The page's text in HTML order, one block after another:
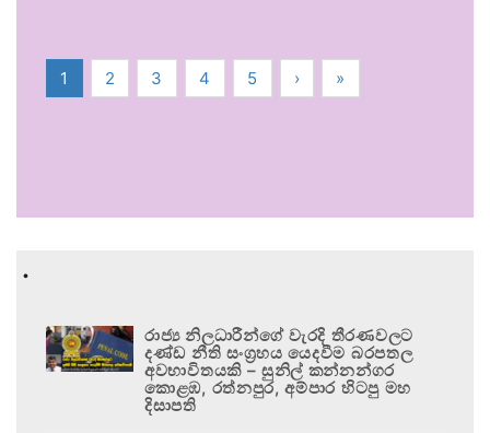
1 2 3 4 5 › »
.
රාජ්‍ය නිලධාරීන්ගේ වැරදි තීරණවලට
දණ්ඩ නීති සංග්‍රහය යෙදවීම බරපතල
අවභාවිතයකි – සුනිල් කන්නන්ගර
කොළඹ, රත්නපුර, අම්පාර හිටපු මහ
දිසාපති